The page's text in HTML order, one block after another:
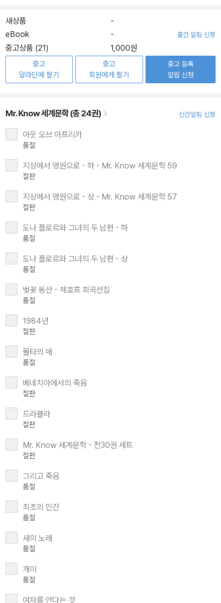
새상품
-
eBook
- 출간 알림 신청
중고상품 (21) 1,000원
중고
알라딘에 팔기
중고
회원에게 팔기
중고 등록
알림 신청
Mr. Know 세계문학 (총 24권) 신간알림 신청
아웃 오브 아프리카
품절
지상에서 영원으로 - 하 - Mr. Know 세계문학 59
절판
지상에서 영원으로 - 상 - Mr. Know 세계문학 57
절판
도나 플로르와 그녀의 두 남편 - 하
품절
도나 플로르와 그녀의 두 남편 - 상
품절
벚꽃 동산 - 체호프 희곡선집
품절
1984년
절판
몰타의 매
품절
베네치아에서의 죽음
절판
드라큘라
절판
Mr. Know 세계문학 - 전30권 세트
절판
그리고 죽음
품절
최초의 인간
품절
새의 노래
품절
개미
품절
여자를 안다는 것